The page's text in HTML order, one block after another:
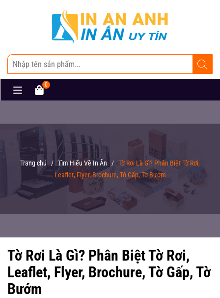
0
Trang chủ / Tìm Hiểu Về In Ấn / Tờ Rơi Là Gì? Phân Biệt Tờ Rơi,
Leaflet, Flyer, Brochure, Tờ Gấp, Tờ Bướm
Tờ Rơi Là Gì? Phân Biệt Tờ Rơi,
Leaflet, Flyer, Brochure, Tờ Gấp, Tờ
Bướm